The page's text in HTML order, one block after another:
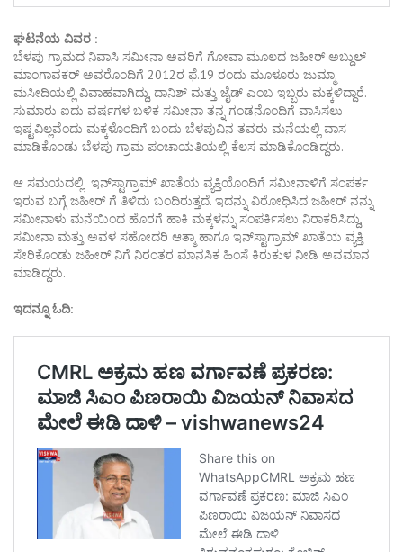
ಘಟನೆಯ ವಿವರ :
ಬೆಳಪು ಗ್ರಾಮದ ನಿವಾಸಿ ಸಮೀನಾ ಅವರಿಗೆ ಗೋವಾ ಮೂಲದ ಜಹೀರ್ ಅಬ್ದುಲ್
ಮಾಂಗಾವಕರ್ ಅವರೊಂದಿಗೆ 2012ರ ಫೆ.19 ರಂದು ಮೂಳೂರು ಜುಮ್ಮಾ
ಮಸೀದಿಯಲ್ಲಿ ವಿವಾಹವಾಗಿದ್ದು, ದಾನಿಶ್ ಮತ್ತು ಜೈಡ್ ಎಂಬ ಇಬ್ಬರು ಮಕ್ಕಳಿದ್ದಾರೆ.
ಸುಮಾರು ಐದು ವರ್ಷಗಳ ಬಳಿಕ ಸಮೀನಾ ತನ್ನ ಗಂಡನೊಂದಿಗೆ ವಾಸಿಸಲು
ಇಷ್ಟವಿಲ್ಲವೆಂದು ಮಕ್ಕಳೊಂದಿಗೆ ಬಂದು ಬೆಳಪುವಿನ ತವರು ಮನೆಯಲ್ಲಿ ವಾಸ
ಮಾಡಿಕೊಂಡು ಬೆಳಪು ಗ್ರಾಮ ಪಂಚಾಯತಿಯಲ್ಲಿ ಕೆಲಸ ಮಾಡಿಕೊಂಡಿದ್ದರು.
ಆ ಸಮಯದಲ್ಲಿ ಇನ್‌ಸ್ಟಾಗ್ರಾಮ್ ಖಾತೆಯ ವ್ಯಕ್ತಿಯೊಂದಿಗೆ ಸಮೀನಾಳಿಗೆ ಸಂಪರ್ಕ
ಇರುವ ಬಗ್ಗೆ ಜಹೀರ್ ಗೆ ತಿಳಿದು ಬಂದಿರುತ್ತದೆ. ಇದನ್ನು ವಿರೋಧಿಸಿದ ಜಹೀರ್ ನನ್ನು
ಸಮೀನಾಳು ಮನೆಯಿಂದ ಹೊರಗೆ ಹಾಕಿ ಮಕ್ಕಳನ್ನು ಸಂಪರ್ಕಿಸಲು ನಿರಾಕರಿಸಿದ್ದು,
ಸಮೀನಾ ಮತ್ತು ಅವಳ ಸಹೋದರಿ ಆತ್ಮಾ ಹಾಗೂ ಇನ್‌ಸ್ಟಾಗ್ರಾಮ್ ಖಾತೆಯ ವ್ಯಕ್ತಿ
ಸೇರಿಕೊಂಡು ಜಹೀರ್ ನಿಗೆ ನಿರಂತರ ಮಾನಸಿಕ ಹಿಂಸೆ ಕಿರುಕುಳ ನೀಡಿ ಅವಮಾನ
ಮಾಡಿದ್ದರು.
ಇದನ್ನೂ ಓದಿ: